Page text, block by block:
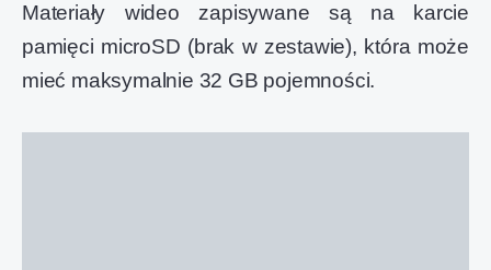
Materiały wideo zapisywane są na karcie
pamięci microSD (brak w zestawie), która może
mieć maksymalnie 32 GB pojemności.